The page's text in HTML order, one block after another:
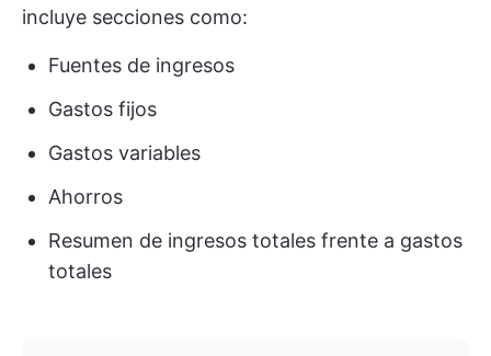
incluye secciones como:
Fuentes de ingresos
Gastos fijos
Gastos variables
Ahorros
Resumen de ingresos totales frente a gastos
totales